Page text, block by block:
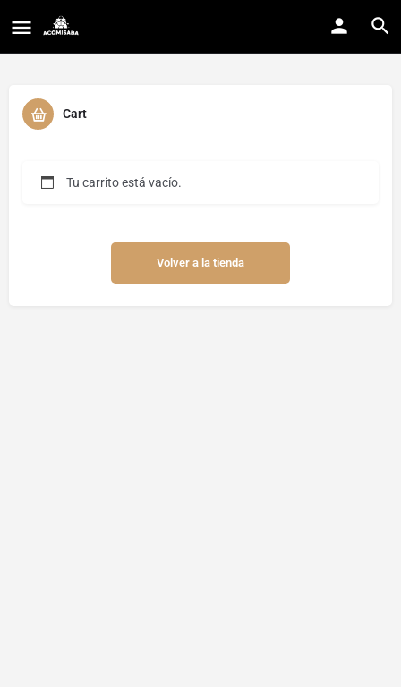
Cart
Tu carrito está vacío.
Volver a la tienda